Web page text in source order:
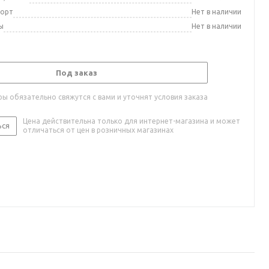
Нет в наличии
Нет в наличии
Под заказ
обязательно свяжутся с вами и уточнят условия заказа
Цена действительна только для интернет-магазина и может
отличаться от цен в розничных магазинах